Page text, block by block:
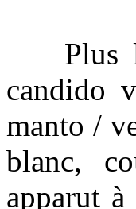
Plus
candido
manto /
blanc,
apparut